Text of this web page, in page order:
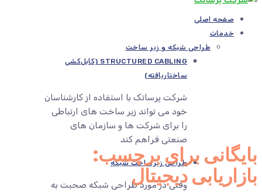
صفحه اصلی
خدمات
طراحی شبکه و زیر ساخت
STRUCTURED CABLING (کابل‌کشی
ساختاریافته)
شرکت پرساتک با استفاده از کارشناسان
خود می تواند زیر ساخت های ارتباطی
را برای شرکت ها و سازمان های
صنعتی فراهم کند
طراحی زیرساخت شبکه
وقتی در مورد طراحی شبکه صحبت به
بایگانی برای برچسب:
بازاریابی دیجیتال